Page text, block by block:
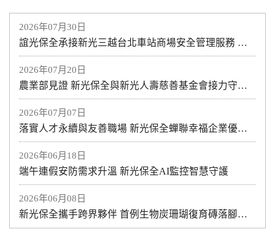
2026年07月30日
誼光保全承接新光三越台北車站商場安全管理服務 攜手打造安心、安全的商場環境 專業維安服務進駐 提供全方位商場安全管理
2026年07月20日
農業部見證 新光保全與新光人壽慈善基金會接力守護土地與海洋
2026年07月07日
落實人才永續與友善職場 新光保全蟬聯幸福企業優質獎
2026年06月18日
端午連假安防需求升溫 新光保全AI監控智慧守護
2026年06月08日
新光保全攜手跨界夥伴 首例生物炭珊瑚復育磚落腳澎湖